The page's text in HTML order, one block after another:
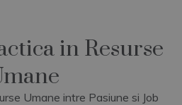
in Resurse
Umane intre Pasiune si Job